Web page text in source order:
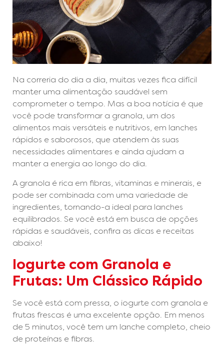
Na correria do dia a dia, muitas vezes fica difícil
manter uma alimentação saudável sem
comprometer o tempo. Mas a boa notícia é que
você pode transformar a granola, um dos
alimentos mais versáteis e nutritivos, em lanches
rápidos e saborosos, que atendem às suas
necessidades alimentares e ainda ajudam a
manter a energia ao longo do dia.
A granola é rica em fibras, vitaminas e minerais, e
pode ser combinada com uma variedade de
ingredientes, tornando-a ideal para lanches
equilibrados. Se você está em busca de opções
rápidas e saudáveis, confira as dicas e receitas
abaixo!
Iogurte com Granola e
Frutas: Um Clássico Rápido
Se você está com pressa, o iogurte com granola e
frutas frescas é uma excelente opção. Em menos
de 5 minutos, você tem um lanche completo, cheio
de proteínas e fibras.